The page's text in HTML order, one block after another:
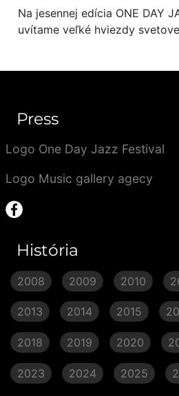
Na jesennej edícia ONE DAY
uvítame veľké hviezdy
Press
Logo One Day Jazz Festival
Logo Music gallery agecy
História
2008 2009 2010
2013 2014 2015
2018 2019 2020
2023 2024 2025